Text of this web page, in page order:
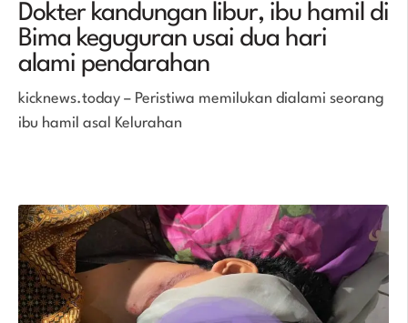
Dokter kandungan libur, ibu hamil di
Bima keguguran usai dua hari
alami pendarahan
kicknews.today – Peristiwa memilukan dialami seorang
ibu hamil asal Kelurahan